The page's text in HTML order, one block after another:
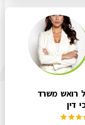
רואש משרד
דין